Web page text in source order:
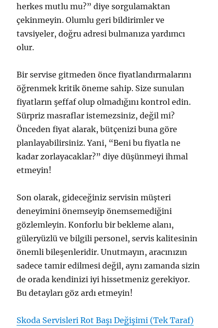
herkes mutlu mu?” diye sorgulamaktan
çekinmeyin. Olumlu geri bildirimler ve
tavsiyeler, doğru adresi bulmanıza yardımcı
olur.
Bir servise gitmeden önce fiyatlandırmalarını
öğrenmek kritik öneme sahip. Size sunulan
fiyatların şeffaf olup olmadığını kontrol edin.
Sürpriz masraflar istemezsiniz, değil mi?
Önceden fiyat alarak, bütçenizi buna göre
planlayabilirsiniz. Yani, “Beni bu fiyatla ne
kadar zorlayacaklar?” diye düşünmeyi ihmal
etmeyin!
Son olarak, gideceğiniz servisin müşteri
deneyimini önemseyip önemsemediğini
gözlemleyin. Konforlu bir bekleme alanı,
güleryüzlü ve bilgili personel, servis kalitesinin
önemli bileşenleridir. Unutmayın, aracınızın
sadece tamir edilmesi değil, aynı zamanda sizin
de orada kendinizi iyi hissetmeniz gerekiyor.
Bu detayları göz ardı etmeyin!
Skoda Servisleri Rot Başı Değişimi (Tek Taraf)